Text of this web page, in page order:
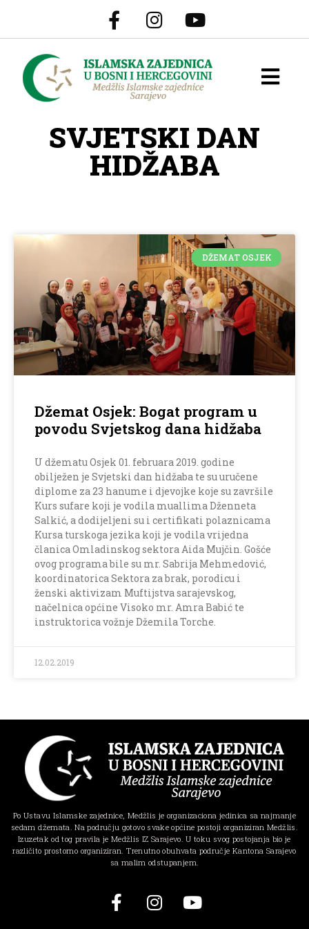
SVJETSKI DAN
HIDŽABA
DŽEMAT OSJEK
Džemat Osjek: Bogat program u
povodu Svjetskog dana hidžaba
U džematu Osjek 01. februara 2019. godine
obilježen je Svjetski dan hidžaba te su uručene
diplome za 23 hanume i djevojke koje su završile
Kurs sufare koji je vodila muallima Dženneta
Salkić, a dodijeljeni su i certifikati polaznicama
Kursa turskoga jezika koji je vodila vrijedna
članica Omladinskog sektora Aida Mujčin. Gošće
ovog programa bile su mr. Sabrija Mehmedović,
koordinatorica Sektora za brak, porodicu i
ženski aktivizam Muftijstva sarajevskog,
načelnica općine Visoko mr. Amra Babić te
instruktorica vožnje Džemila Torche.
12.02.2019
Po Ustavu Islamske zajednice, Medžlis je organizaciona jedinica sa najmanje
sedam džemata. Na području gotovo svake općine postoji organiziran Medžlis.
Izuzetak od tog pravila je Medžlis IZ Sarajevo. U toku svog postojanja bio je
različito prostorno organiziran. Trenutno obuhvata područje Kantona Sarajevo
sa malim odstupanjem.